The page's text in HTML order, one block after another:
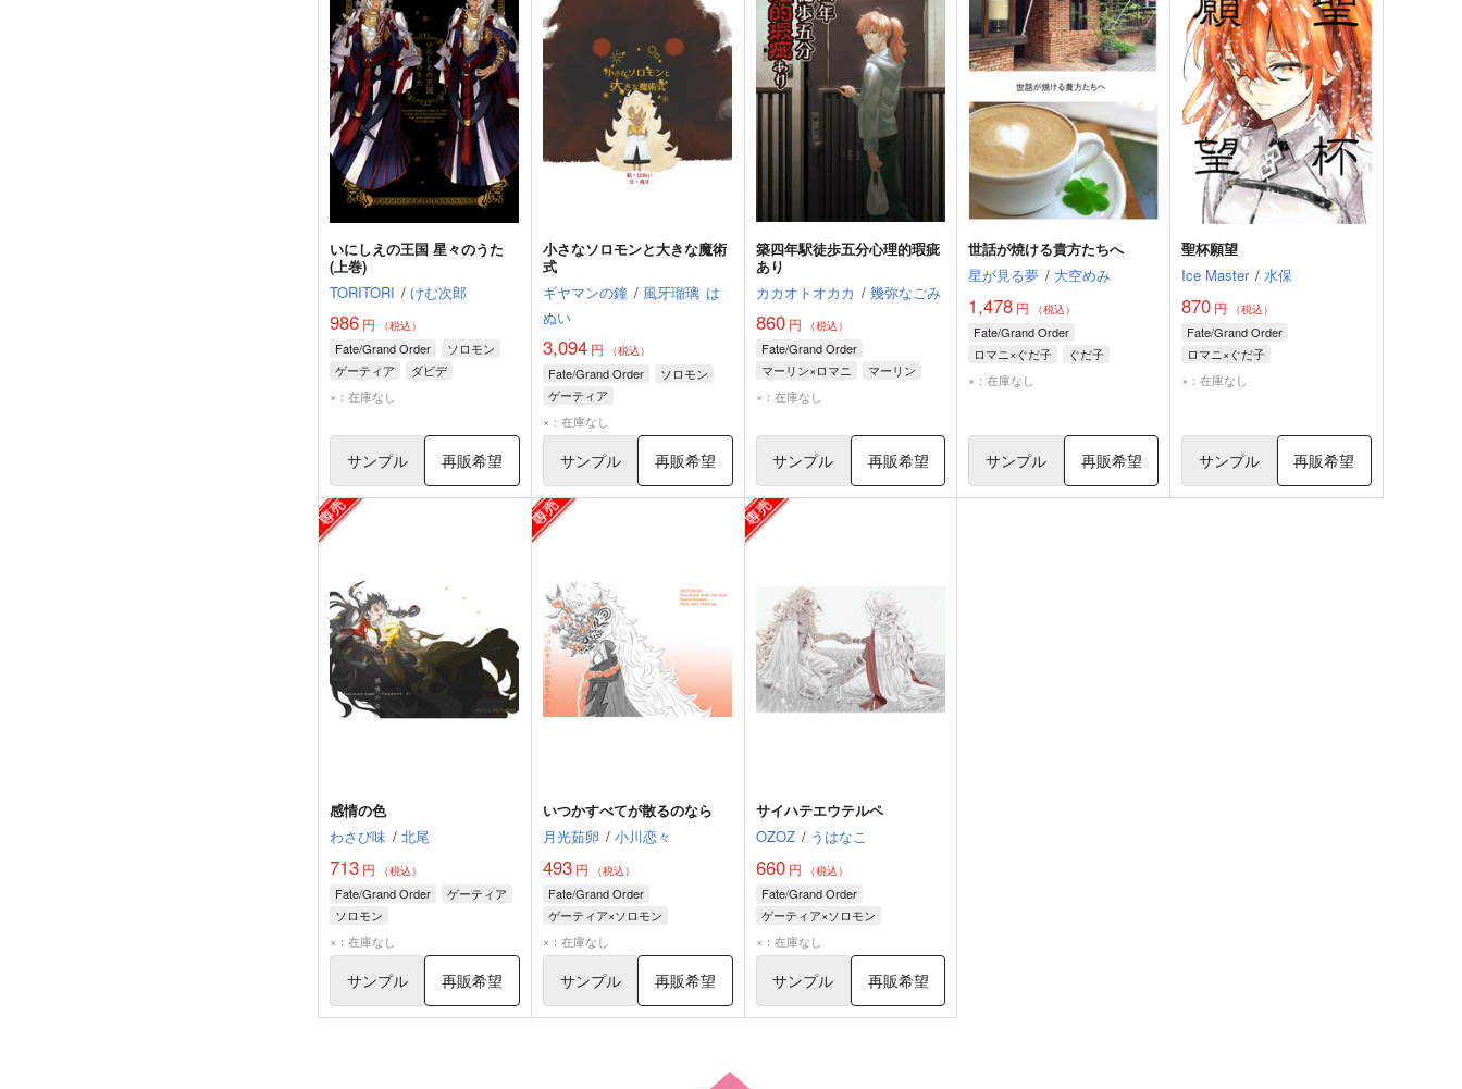
いにしえの王国 星々のうた
(上巻)
TORITORI / けむ次郎
986 円 （税込）
Fate/Grand Order
ソロモン
ゲーティア
ダビデ
×：在庫なし
サンプル 再販希望
小さなソロモンと大きな魔術
式
ギヤマンの鐘 / 風牙瑠璃 は
ぬい
3,094円 （税込）
Fate/Grand Order
ソロモン
ゲーティア
×：在庫なし
サンプル 再販希望
築四年駅徒歩五分心理的瑕疵
あり
カカオトオカカ / 幾弥なごみ
860円 （税込）
Fate/Grand Order
マーリン×ロマニ
マーリン
ロマニ・アーキマン
×：在庫なし
サンプル 再販希望
世話が焼ける貴方たちへ
星が見る夢 / 大空めみ
1,478 円 （税込）
Fate/Grand Order
ロマニ×ぐだ子
ぐだ子
ロマニ・アーキマン
×：在庫なし
サンプル 再販希望
聖杯願望
Ice Master / 水保
870 円 （税込）
Fate/Grand Order
ロマニ×ぐだ子
ロマニ・アーキマン
×：在庫なし
サンプル 再販希望
感情の色
わさび味 / 北尾
713 円 （税込）
Fate/Grand Order
ゲーティア
ソロモン
×：在庫なし
サンプル 再販希望
いつかすべてが散るのなら
月光茹卵 / 小川恋々
493円 （税込）
Fate/Grand Order
ゲーティア×ソロモン
ソロモン
×：在庫なし
サンプル 再販希望
サイハテエウテルペ
OZOZ / うはなこ
660円 （税込）
Fate/Grand Order
ゲーティア×ソロモン
ゲーティア
×：在庫なし
サンプル 再販希望